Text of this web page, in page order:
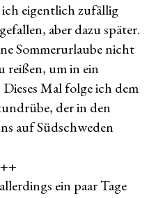
eigentlich zufällig
aber dazu später.
Sommerurlaube nicht
reißen, um in ein
Mal folge ich dem
der in den
auf Südschweden
ein paar Tage